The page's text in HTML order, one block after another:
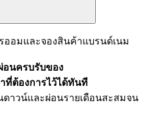
ออมและจองสินค้าแบรนด์เนม
นครบรับของ
ที่ต้องการไว้ได้ทันที
ดาวน์และผ่อนรายเดือนสะสมจน